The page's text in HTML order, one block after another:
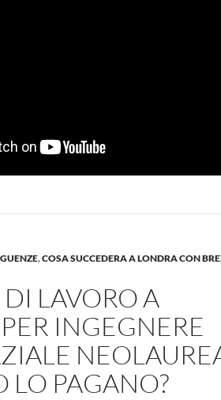
,COSA SUCCEDERA A LONDRA CON
LAVORO A
INGEGNERE
LO PAGANO?